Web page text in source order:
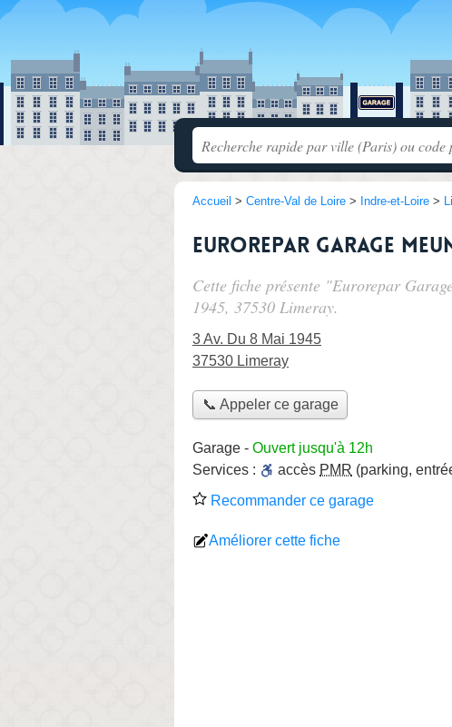
Accueil > Centre-Val de Loire > Indre-et-Loire >
Eurorepar Garage
Cette fiche présente "Eurorepar
1945, 37530 Limeray.
3 Av. Du 8 Mai 1945
37530 Limeray
📞 Appeler ce garage
Garage - Ouvert jusqu'à 12h
Services :
accès PMR (parking,
Recommander ce garage
Améliorer cette fiche